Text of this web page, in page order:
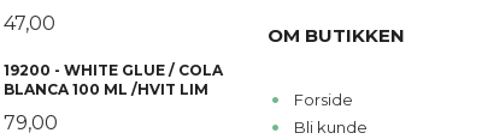
47,00
19200 - WHITE GLUE / COLA
BLANCA 100 ML /HVIT LIM
79,00
OM BUTIKKEN
Forside
Bli kunde